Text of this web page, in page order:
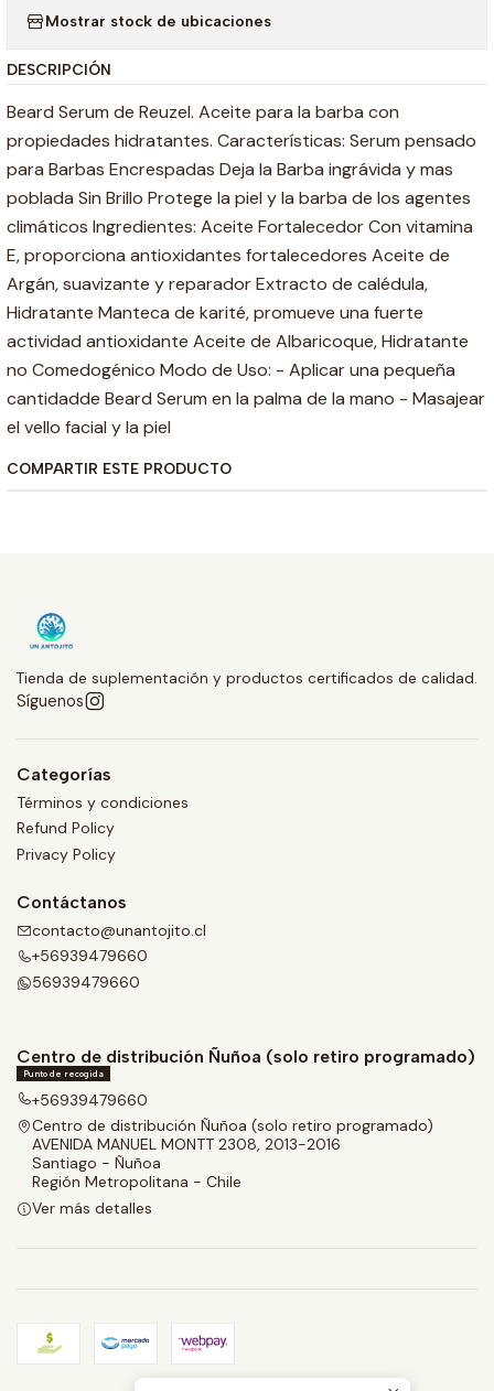
Mostrar stock de ubicaciones
DESCRIPCIÓN
Beard Serum de Reuzel. Aceite para la barba con
propiedades hidratantes. Características: Serum pensado
para Barbas Encrespadas Deja la Barba ingrávida y mas
poblada Sin Brillo Protege la piel y la barba de los agentes
climáticos Ingredientes: Aceite Fortalecedor Con vitamina
E, proporciona antioxidantes fortalecedores Aceite de
Argán, suavizante y reparador Extracto de calédula,
Hidratante Manteca de karité, promueve una fuerte
actividad antioxidante Aceite de Albaricoque, Hidratante
no Comedogénico Modo de Uso: - Aplicar una pequeña
cantidadde Beard Serum en la palma de la mano - Masajear
el vello facial y la piel
COMPARTIR ESTE PRODUCTO
Tienda de suplementación y productos certificados de calidad.
Síguenos
Categorías
Términos y condiciones
Refund Policy
Privacy Policy
Contáctanos
contacto@unantojito.cl
+56939479660
56939479660
Centro de distribución Ñuñoa (solo retiro programado)
Punto de recogida
+56939479660
Centro de distribución Ñuñoa (solo retiro programado)
AVENIDA MANUEL MONTT 2308, 2013-2016
Santiago - Ñuñoa
Región Metropolitana - Chile
Ver más detalles